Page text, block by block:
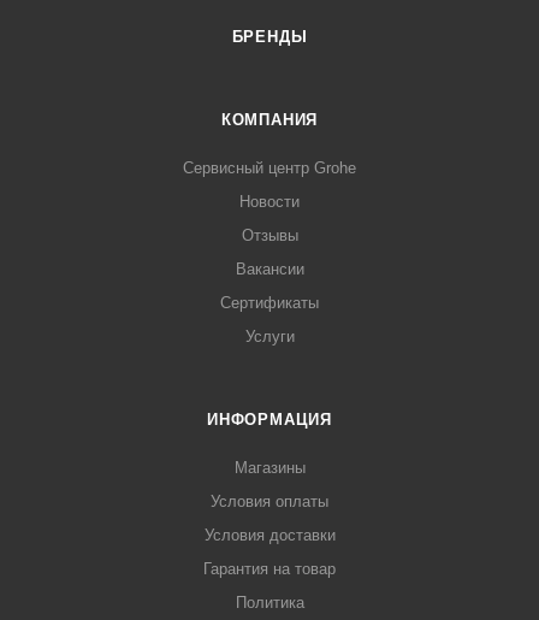
БРЕНДЫ
КОМПАНИЯ
Сервисный центр Grohe
Новости
Отзывы
Вакансии
Сертификаты
Услуги
ИНФОРМАЦИЯ
Магазины
Условия оплаты
Условия доставки
Гарантия на товар
Политика